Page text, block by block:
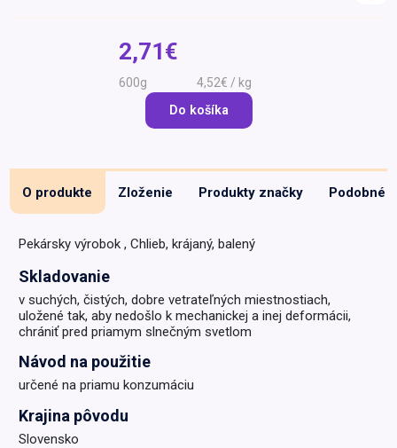
Darčekové
poukazy
Recepty
Domáci miláčikovia
2,71€
600g 4,52€ / kg
Do košíka
O produkte Zloženie Produkty značky Podobné
Pekársky výrobok , Chlieb, krájaný, balený
Skladovanie
v suchých, čistých, dobre vetrateľných miestnostiach,
uložené tak, aby nedošlo k mechanickej a inej deformácii,
chrániť pred priamym slnečným svetlom
Návod na použitie
určené na priamu konzumáciu
Krajina pôvodu
Slovensko